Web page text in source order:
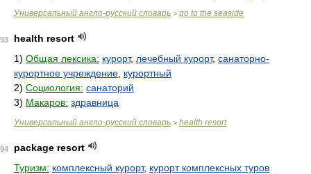
Универсальный англо-русский словарь > go to the seaside
93
health resort
1) Общая лексика: курорт, лечебный курорт, санаторно-
курортное учреждение курортный
2) Социология: санаторий
3) Макаров: здравница
Универсальный англо-русский словарь > health resort
94
package resort
Туризм: комплексный курорт, курорт комплексных туров